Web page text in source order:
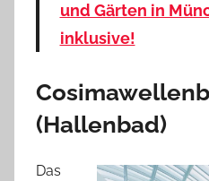
und Gärten in
inklusive!
(Hallenbad)
Das